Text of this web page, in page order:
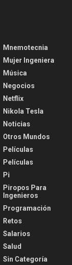
Mnemotecnia
Mujer Ingeniera
Música
Negocios
Netflix
Nikola Tesla
Noticias
Otros Mundos
Películas
Películas
Pi
Piropos Para
Ingenieros
Programación
Retos
Salarios
Salud
Sin Categoría